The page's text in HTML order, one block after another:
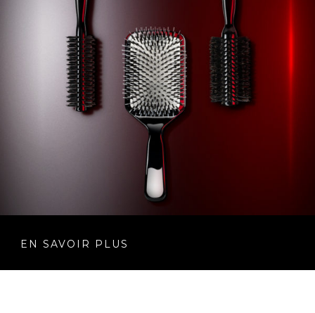
EN SAVOIR PLUS